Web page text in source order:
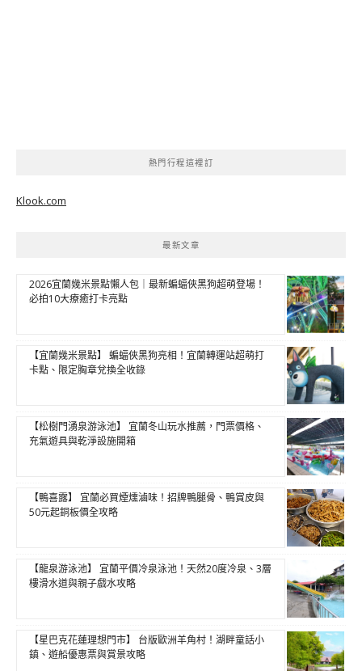
熱門行程這裡訂
Klook.com
最新文章
2026宜蘭幾米景點懶人包｜最新蝙蝠俠黑狗超萌登場！
必拍10大療癒打卡亮點
【宜蘭幾米景點】 蝙蝠俠黑狗亮相！宜蘭轉運站超萌打
卡點、限定胸章兌換全收錄
【松樹門湧泉游泳池】 宜蘭冬山玩水推薦，門票價格、
充氣遊具與乾淨設施開箱
【鴨喜露】 宜蘭必買煙燻滷味！招牌鴨腿骨、鴨賞皮與
50元起銅板價全攻略
【龍泉游泳池】 宜蘭平價冷泉泳池！天然20度冷泉、3層
樓滑水道與親子戲水攻略
【星巴克花蓮理想門市】 台版歐洲羊角村！湖畔童話小
鎮、遊船優惠票與賞景攻略